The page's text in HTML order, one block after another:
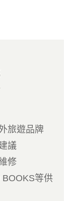
旅遊品牌
議
修
等供